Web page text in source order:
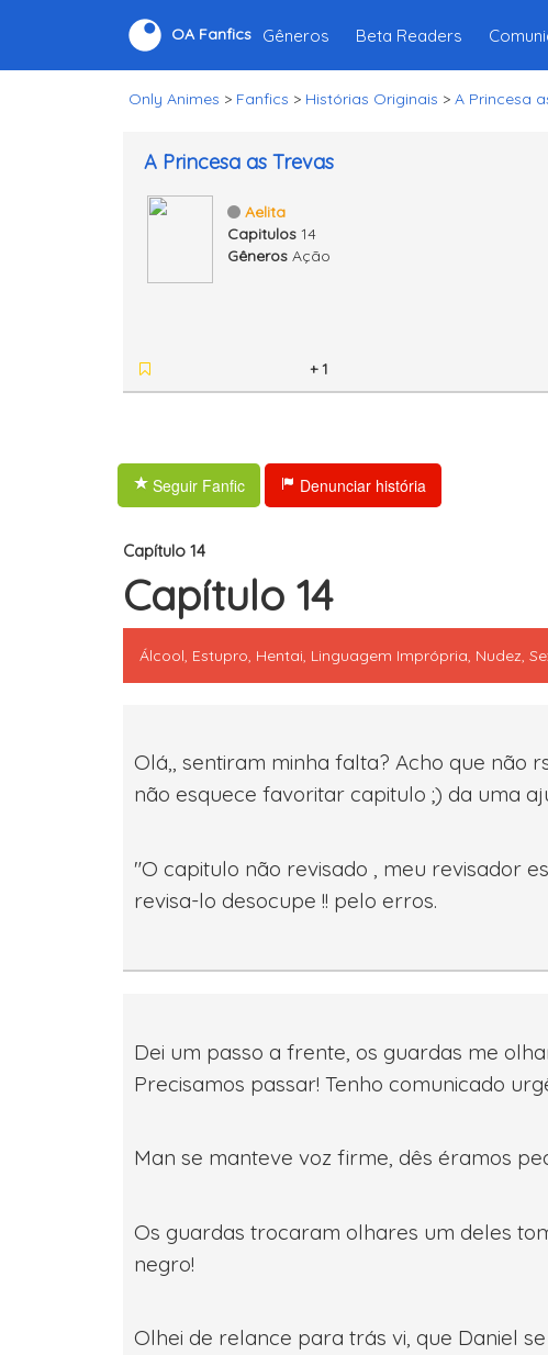
OA Fanfics Gêneros Beta Readers
Only Animes > Fanfics > Histórias Originais > A Princesa
A Princesa as Trevas
Aelita
Capitulos 14
Gêneros Ação
+ 1
Seguir Fanfic Denunciar história
Capítulo 14
Capítulo 14
Álcool, Estupro, Hentai, Linguagem Imprópria, Nudez,
Olá,, sentiram minha falta? Acho que não
não esquece favoritar capitulo ;) da uma
"O capitulo não revisado , meu revisador
revisa-lo desocupe !! pelo erros.
Dei um passo a frente, os guardas me
Precisamos passar! Tenho comunicado
Man se manteve voz firme, dês éramos
Os guardas trocaram olhares um deles
negro!
Olhei de relance para trás vi, que Daniel